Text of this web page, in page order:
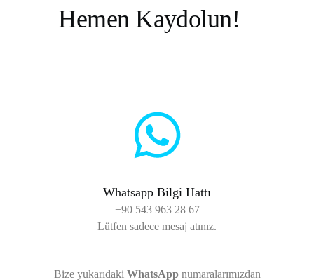
Hemen Kaydolun!
Whatsapp Bilgi Hattı
+90 543 963 28 67
Lütfen sadece mesaj atınız.
Bize yukarıdaki WhatsAppnumaralarımızdan